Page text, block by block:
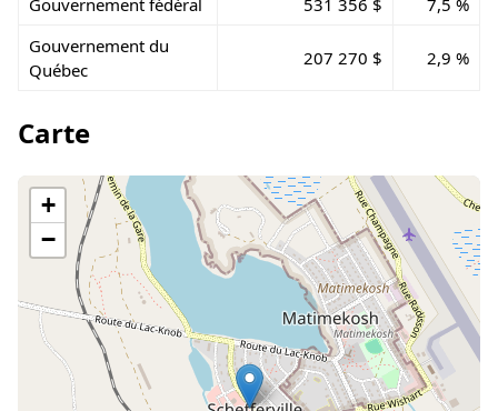
Gouvernement du
Québec
207 270 $ 2,9 %
Carte
+
−